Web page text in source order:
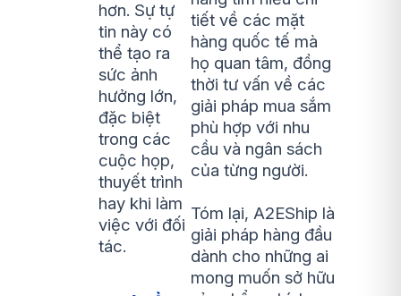
hơn. Sự tự
tin này có
thể tạo ra
sức ảnh
hưởng lớn,
đặc biệt
trong các
cuộc họp,
thuyết trình
hay khi làm
việc với đối
tác.
tiết về các mặt
hàng quốc tế mà
họ quan tâm, đồng
thời tư vấn về các
giải pháp mua sắm
phù hợp với nhu
cầu và ngân sách
của từng người.
Tóm lại, A2EShip là
giải pháp hàng đầu
dành cho những ai
mong muốn sở hữu